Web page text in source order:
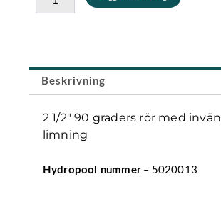
graders
limning
mängd
Beskrivning
2 1/2″ 90 graders rör med
limning
Hydropool nummer– 5020013